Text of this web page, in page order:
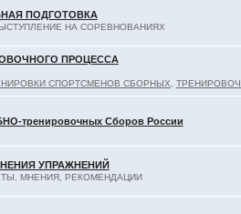
ПОДГОТОВКА
НА СОРЕВНОВАНИЯХ
ПРОЦЕССА
СПОРТСМЕНОВ СБОРНЫХ
тренировочных Сборов России
УПРАЖНЕНИЙ
МНЕНИЯ, РЕКОМЕНДАЦИИ